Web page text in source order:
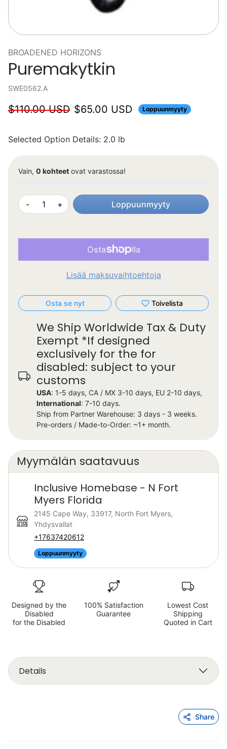
BROADENED HORIZONS
Puremakytkin
SWE0562.A
Normaalihinta
$110.00 USD Myyntihinta
$65.00 USD Loppuunmyyty
Selected Option Details: 2.0 lb
Vain, 0 kohteet ovat varastossa!
- + Loppuunmyyty
Lisää maksuvaihtoehtoja
Osta se nyt Toivelista
We Ship Worldwide Tax & Duty
Exempt *If designed
exclusively for the for
disabled: subject to your
customs
USA: 1-5 days, CA / MX 3-10 days, EU 2-10 days,
International: 7-10 days.
Ship from Partner Warehouse: 3 days - 3 weeks.
Pre-orders / Made-to-Order: ~1+ month.
Myymälän saatavuus
Inclusive Homebase - N Fort
Myers Florida
2145 Cape Way, 33917, North Fort Myers,
Yhdysvallat
+17637420612
Loppuunmyyty
Designed by the
Disabled
for the Disabled
100% Satisfaction
Guarantee
Lowest Cost
Shipping
Quoted in Cart
Details
Share